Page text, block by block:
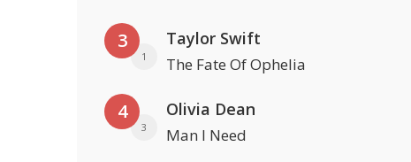
3
1
Taylor Swift
The Fate Of Ophelia
4
3
Olivia Dean
Man I Need